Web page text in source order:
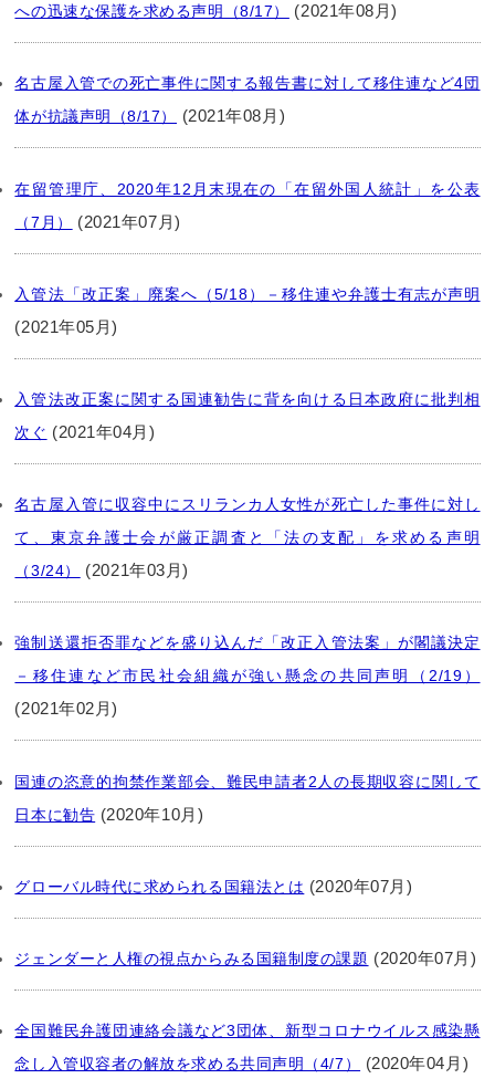
への迅速な保護を求める声明（8/17）
(2021年08月)
名古屋入管での死亡事件に関する報告書に対して移住連など4団
体が抗議声明（8/17）
(2021年08月)
在留管理庁、2020年12月末現在の「在留外国人統計」を公表
（7月）
(2021年07月)
入管法「改正案」廃案へ（5/18）－移住連や弁護士有志が声明
(2021年05月)
入管法改正案に関する国連勧告に背を向ける日本政府に批判相
次ぐ (2021年04月)
名古屋入管に収容中にスリランカ人女性が死亡した事件に対し
て、東京弁護士会が厳正調査と「法の支配」を求める声明
（3/24）
(2021年03月)
強制送還拒否罪などを盛り込んだ「改正入管法案」が閣議決定
－移住連など市民社会組織が強い懸念の共同声明（2/19）
(2021年02月)
国連の恣意的拘禁作業部会、難民申請者2人の長期収容に関して
日本に勧告 (2020年10月)
グローバル時代に求められる国籍法とは (2020年07月)
ジェンダーと人権の視点からみる国籍制度の課題 (2020年07月)
全国難民弁護団連絡会議など3団体、新型コロナウイルス感染懸
念し入管収容者の解放を求める共同声明（4/7）
(2020年04月)